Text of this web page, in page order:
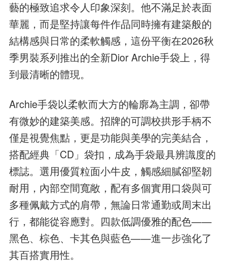
藝的極致追求令人印象深刻。他不滿足於表面
華麗，而是堅持讓每件作品同時擁有建築般的
結構感與日常的柔軟觸感，這份平衡在2026秋
季男裝系列推出的全新Dior Archie手袋上，得
到最清晰的體現。
Archie手袋以柔軟而大方的輪廓為主調，卻帶
有微妙的建築美感。招牌的可調校拱形手柄不
僅是視覺焦點，更是功能與美學的完美結合，
搭配經典「CD」袋扣，成為手袋最具辨識度的
標誌。選用優質粒面小牛皮，觸感細膩卻堅韌
耐用，內部空間寬敞，配有多個實用口袋與可
多種佩戴方式的肩帶，無論日常通勤或周末出
行，都能從容應對。四款低調優雅的配色——
黑色、棕色、卡其色與藍色——進一步強化了
其百搭實用性。